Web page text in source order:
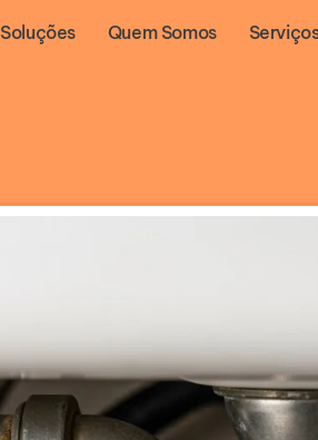
Quem Somos